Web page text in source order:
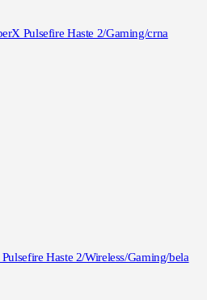
Pulsefire Haste 2/Gaming/crna
Haste 2/Wireless/Gaming/bela